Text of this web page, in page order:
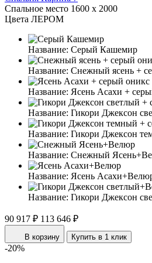
Спальное место 1600 x 2000
Цвета ЛЕРОМ
Название: Серый Кашемир
Название: Снежный ясень +
Название: Ясень Асахи +
Название: Гикори Джексон
Название: Гикори Джексон
Название: Снежный
Название: Ясень
Название: Гикори Джексон
90 917 ₽ 113 646 ₽
В корзину Купить в 1 клик
-20%